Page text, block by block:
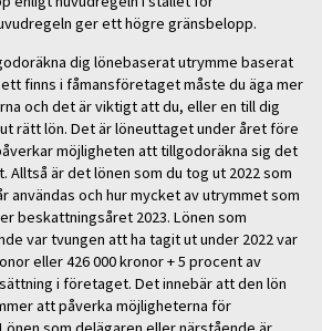
ger ett högre gränsbelopp.
dig lönebaserat utrymme baserat
finns i fåmansföretaget måste du äga mer
och det är viktigt att du, eller en till dig
rätt lön. Det är löneuttaget under året före
möjligheten att tillgodoräkna sig det
Alltså är det lönen som du tog ut 2022 som
användas och hur mycket av utrymmet som
beskattningsåret 2023. Lönen som
var tvungen att ha tagit ut under 2022 var
eller 426 000 kronor + 5 procent av
i företaget. Det innebär att den lön
att påverka möjligheterna för